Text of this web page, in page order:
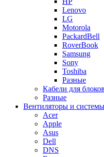
Lenovo
LG
Motorola
PackardBell
RoverBook
Samsung
Sony
Toshiba
Разные
Кабели для
Разные
Вентиляторы и
Acer
Apple
Asus
Dell
DNS